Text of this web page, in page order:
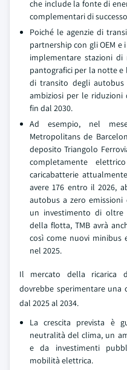
che include la fonte di
complementari di
Poiché le agenzie di
partnership con gli OEM
implementare stazioni di
pantografici per la notte
di transito degli
ambiziosi per le riduzioni
fin dal 2030.
Ad esempio, nel
Metropolitans de
deposito Triangolo
completamente
caricabatterie
avere 176 entro il 2026,
autobus a zero
un investimento di
della flotta, TMB avrà
così come nuovi minibus
nel 2025.
Il mercato della ricarica
dovrebbe sperimentare una
dal 2025 al 2034.
La crescita prevista è
neutralità del clima, un
e da investimenti
mobilità elettrica.